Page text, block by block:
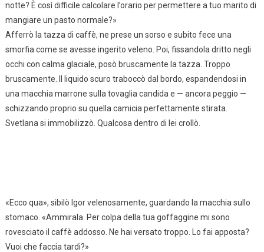
notte? È così difficile calcolare l’orario per permettere a tuo marito di
mangiare un pasto normale?»
Afferrò la tazza di caffè, ne prese un sorso e subito fece una
smorfia come se avesse ingerito veleno. Poi, fissandola dritto negli
occhi con calma glaciale, posò bruscamente la tazza. Troppo
bruscamente. Il liquido scuro traboccò dal bordo, espandendosi in
una macchia marrone sulla tovaglia candida e — ancora peggio —
schizzando proprio su quella camicia perfettamente stirata.
Svetlana si immobilizzò. Qualcosa dentro di lei crollò.
«Ecco qua», sibilò Igor velenosamente, guardando la macchia sullo
stomaco. «Ammirala. Per colpa della tua goffaggine mi sono
rovesciato il caffè addosso. Ne hai versato troppo. Lo fai apposta?
Vuoi che faccia tardi?»